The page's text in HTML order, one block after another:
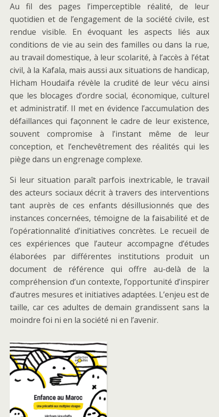
Au fil des pages l’imperceptible réalité, de leur
quotidien et de l’engagement de la société civile, est
rendue visible. En évoquant les aspects liés aux
conditions de vie au sein des familles ou dans la rue,
au travail domestique, à leur scolarité, à l’accès à l’état
civil, à la Kafala, mais aussi aux situations de handicap,
Hicham Houdaïfa révèle la crudité de leur vécu ainsi
que les blocages d’ordre social, économique, culturel
et administratif. Il met en évidence l’accumulation des
défaillances qui façonnent le cadre de leur existence,
souvent compromise à l’instant même de leur
conception, et l’enchevêtrement des réalités qui les
piège dans un engrenage complexe.
Si leur situation paraît parfois inextricable, le travail
des acteurs sociaux décrit à travers des interventions
tant auprès de ces enfants désillusionnés que des
instances concernées, témoigne de la faisabilité et de
l’opérationnalité d’initiatives concrètes. Le recueil de
ces expériences que l’auteur accompagne d’études
élaborées par différentes institutions produit un
document de référence qui offre au-delà de la
compréhension d’un contexte, l’opportunité d’inspirer
d’autres mesures et initiatives adaptées. L’enjeu est de
taille, car ces adultes de demain grandissent sans la
moindre foi ni en la société ni en l’avenir.